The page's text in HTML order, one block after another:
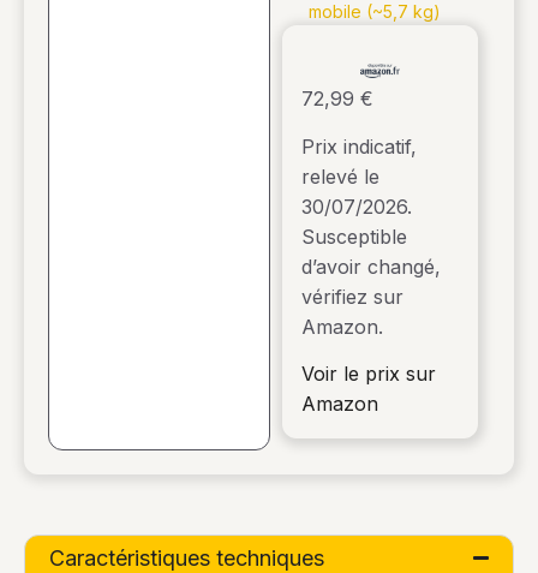
mobile (~5,7 kg)
72,99 €
Prix indicatif,
relevé le
30/07/2026.
Susceptible
d’avoir changé,
vérifiez sur
Amazon.
Voir le prix sur
Amazon
Caractéristiques techniques